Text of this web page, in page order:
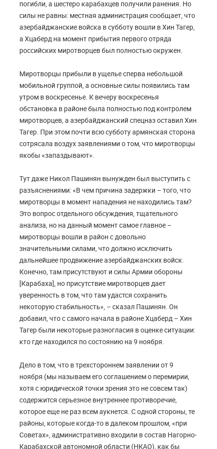
погибли, а шестеро карабахцев получили ранения. Но
силы не равны: местная администрация сообщает, что
азербайджанские войска в субботу вошли в Хин Тагер,
а Хцаберд на момент прибытия первого отряда
российских миротворцев был полностью окружен.
Миротворцы прибыли в ущелье сперва небольшой
мобильной группой, а основные силы появились там
утром в воскресенье. К вечеру воскресенья
обстановка в районе была полностью под контролем
миротворцев, а азербайджанский спецназ оставил Хин
Тагер. При этом почти всю субботу армянская сторона
сотрясала воздух заявлениями о том, что миротворцы
якобы «запаздывают».
Тут даже Никол Пашинян вынужден был выступить с
разъяснениями: «В чем причина задержки – того, что
миротворцы в момент нападения не находились там?
Это вопрос отдельного обсуждения, тщательного
анализа, но на данный момент самое главное –
миротворцы вошли в район с довольно
значительными силами, что должно исключить
дальнейшее продвижение азербайджанских войск.
Конечно, там присутствуют и силы Армии обороны
[Карабаха], но присутствие миротворцев дает
уверенность в том, что там удастся сохранить
некоторую стабильность», – сказал Пашинян. Он
добавил, что с самого начала в районе Хцаберд – Хин
Тагер были некоторые разногласия в оценке ситуации:
кто где находился по состоянию на 9 ноября.
Дело в том, что в трехстороннем заявлении от 9
ноября (мы называем его соглашением о перемирии,
хотя с юридической точки зрения это не совсем так)
содержится серьезное внутреннее противоречие,
которое еще не раз всем аукнется. С одной стороны, те
районы, которые когда-то в далеком прошлом, «при
Советах», административно входили в состав Нагорно-
Карабахской автономной области (НКАО), как бы